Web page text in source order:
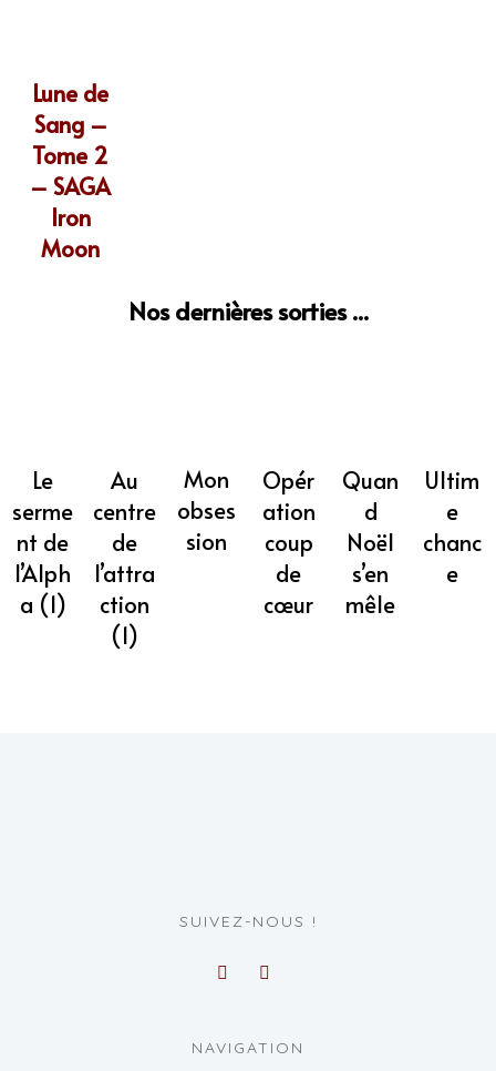
Lune de
Sang –
Tome 2
– SAGA
Iron
Moon
Nos dernières sorties ...
Le
serme
nt de
l’Alph
a (1)
Au
centre
de
l’attra
ction
(1)
Mon
obses
sion
Opér
ation
coup
de
cœur
Quan
d
Noël
s’en
mêle
Ultim
e
chanc
e
SUIVEZ-NOUS !
NAVIGATION